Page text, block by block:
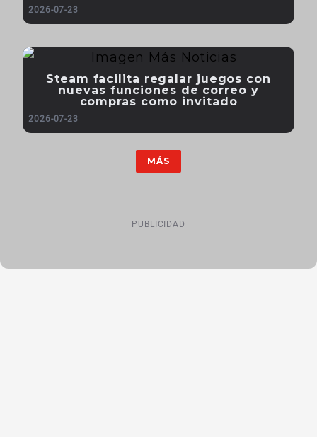
2026-07-23
Steam facilita regalar juegos con
nuevas funciones de correo y
compras como invitado
2026-07-23
MÁS
PUBLICIDAD